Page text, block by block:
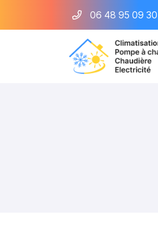
06 48 95 09 30
26 rue du Champsort
41500 Courbouzon
06 48 95 09 30